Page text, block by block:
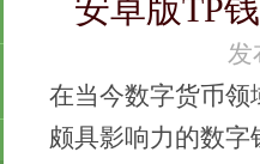
安卓版TP
发
在当今数字货币领
颇具影响力的数